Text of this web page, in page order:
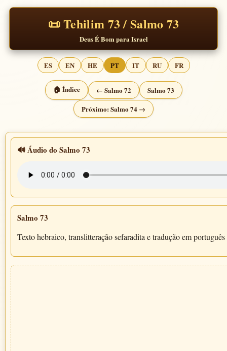
📜 Tehilim 73 / Salmo 73
Deus É Bom para Israel
ES EN HE PT IT RU FR
🏠 Índice ← Salmo 72
Salmo 73
Próximo: Salmo 74 →
🔊 Áudio do Salmo 73
Salmo 73
Texto hebraico, translitteração sefaradita e tradução em